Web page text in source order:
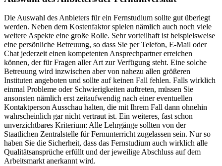
Die Auswahl des Anbieters für ein Fernstudium sollte gut überlegt
werden. Neben dem Kostenfaktor spielen nämlich auch noch viele
weitere Aspekte eine große Rolle. Sehr vorteilhaft ist beispielsweise
eine persönliche Betreuung, so dass Sie per Telefon, E-Mail oder
Chat jederzeit einen kompetenten Ansprechpartner erreichen
können, der für Fragen aller Art zur Verfügung steht. Eine solche
Betreuung wird inzwischen aber von nahezu allen größeren
Instituten angeboten und sollte auf keinen Fall fehlen. Falls wirklich
einmal Probleme oder Schwierigkeiten auftreten, müssen Sie
ansonsten nämlich erst zeitaufwendig nach einer eventuellen
Kontaktperson Ausschau halten, die mit Ihrem Fall dann ohnehin
wahrscheinlich gar nicht vertraut ist. Ein weiteres, fast schon
unverzichtbares Kriterium: Alle Lehrgänge sollten von der
Staatlichen Zentralstelle für Fernunterricht zugelassen sein. Nur so
haben Sie die Sicherheit, dass das Fernstudium auch wirklich alle
Qualitätsansprüche erfüllt und der jeweilige Abschluss auf dem
Arbeitsmarkt anerkannt wird.